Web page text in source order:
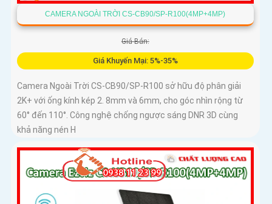
CAMERA NGOÀI TRỜI CS-CB90/SP-R100(4MP+4MP)
Giá Bán:
Giá Khuyến Mại: 5%-35%
Camera Ngoài Trời CS-CB90/SP-R100 sở hữu độ phân giải
2K+ với ống kính kép 2. 8mm và 6mm, cho góc nhìn rộng từ
60° đến 110°. Công nghệ chống ngược sáng DNR 3D cùng
khả năng nén H